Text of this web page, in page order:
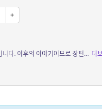
+
소개: 장편 『탐정 알바 시급 백만 원!』에서 시작한 〈알바 탐정 시리즈〉에 속하는 단편입니다. 이후의 이야기이므로 장편을 읽으면 더 좋겠지만 독립 단편으로도 읽을 수 있도록 신경 썼습니... 더